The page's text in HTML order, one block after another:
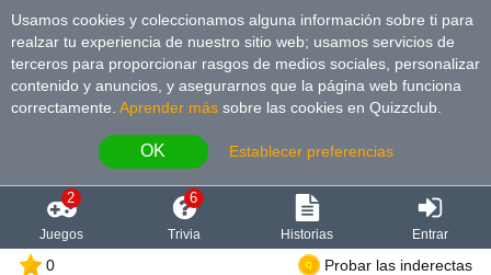
Usamos cookies y coleccionamos alguna información sobre ti para
realzar tu experiencia de nuestro sitio web; usamos servicios de
terceros para proporcionar rasgos de medios sociales, personalizar
contenido y anuncios, y asegurarnos que la página web funciona
correctamente. Aprender más sobre las cookies en Quizzclub.
OK Establecer preferencias
2
Juegos
6
Trivia Historias Entrar
0 Probar las inderectas